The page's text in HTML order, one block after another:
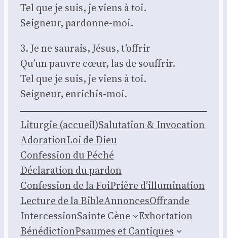
Tel que je suis, je viens à toi.
Sei­gneur, par­donne-moi.
3. Je ne sau­rais, Jésus, t’offrir
Qu’un pauvre cœur, las de souf­frir.
Tel que je suis, je viens à toi.
Sei­gneur, enri­chis-moi.
Litur­gie (accueil)Salu­ta­tion & Invo­ca­tion
Ado­ra­tionLoi de Dieu
Confes­sion du Péché
Décla­ra­tion du par­don
Confes­sion de la FoiPrière d’illumination
Lec­ture de la BibleAnnoncesOffrande
Inter­ces­sionSainte Cène
Exhor­ta­tion
Béné­dic­tionPsaumes et Can­tiques